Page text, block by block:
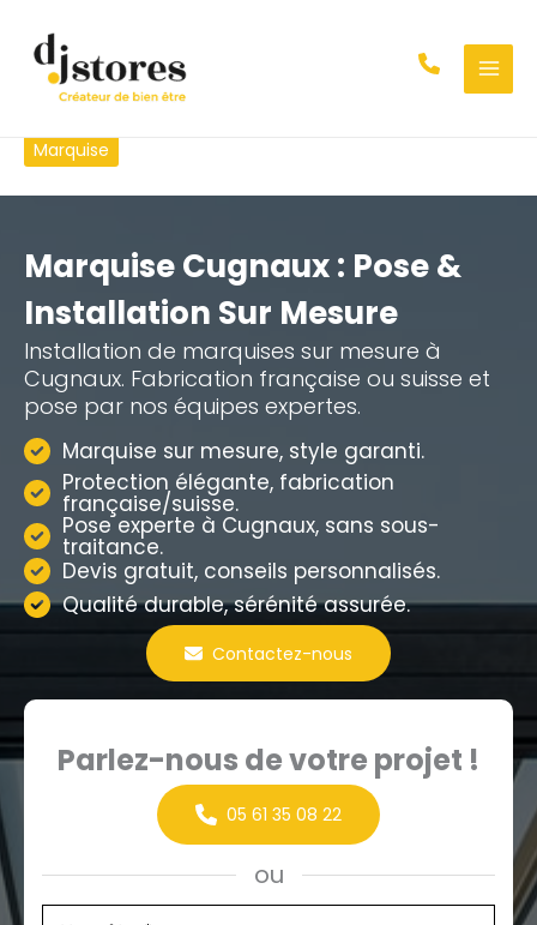
contenu
Marquise
Marquise Cugnaux : Pose &
Installation Sur Mesure
Installation de marquises sur mesure à
Cugnaux. Fabrication française ou suisse et
pose par nos équipes expertes.
Marquise sur mesure, style garanti.
Protection élégante, fabrication
française/suisse.
Pose experte à Cugnaux, sans sous-
traitance.
Devis gratuit, conseils personnalisés.
Qualité durable, sérénité assurée.
Contactez-nous
Parlez-nous de votre projet !
05 61 35 08 22
ou